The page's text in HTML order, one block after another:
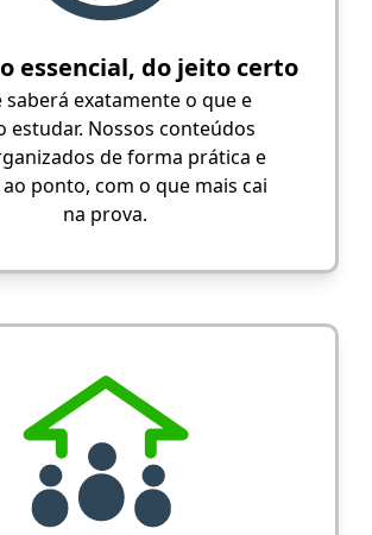
essencial, do jeito certo
saberá exatamente o que e
estudar. Nossos conteúdos
de forma prática e
ponto, com o que mais cai
na prova.